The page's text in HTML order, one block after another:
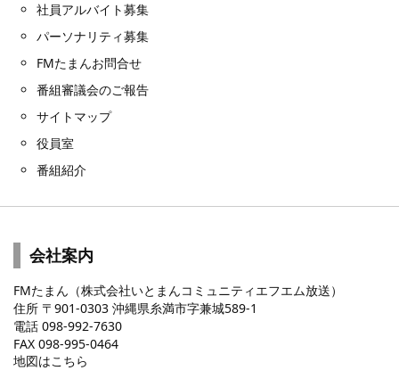
社員アルバイト募集
パーソナリティ募集
FMたまんお問合せ
番組審議会のご報告
サイトマップ
役員室
番組紹介
会社案内
FMたまん（株式会社いとまんコミュニティエフエム放送）
住所 〒901-0303 沖縄県糸満市字兼城589-1
電話 098-992-7630
FAX 098-995-0464
地図はこちら